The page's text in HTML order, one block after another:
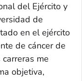
del Ejército y
de
en el ejército
de cáncer de
me
objetiva,